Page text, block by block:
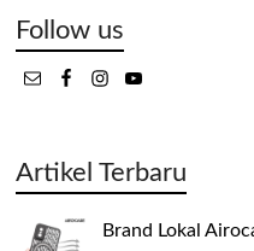
Follow us
Artikel Terbaru
Brand Lokal